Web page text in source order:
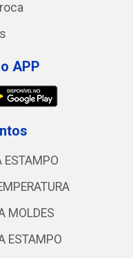
APP
ESTAMPO
MOLDES
ESTAMPO